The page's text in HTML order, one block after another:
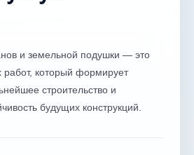
и земельной подушки — это
работ, который формирует
строительство и
будущих конструкций.